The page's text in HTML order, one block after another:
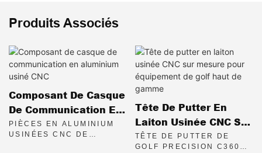
Produits Associés
Composant De Casque
De Communication En
Aluminium Usiné CNC
PIÈCES EN ALUMINIUM
USINÉES CNC DE
Tête De Putter En
Laiton Usinée CNC Sur
Mesure Pour
TÊTE DE PUTTER DE
GOLF PRECISION C3604